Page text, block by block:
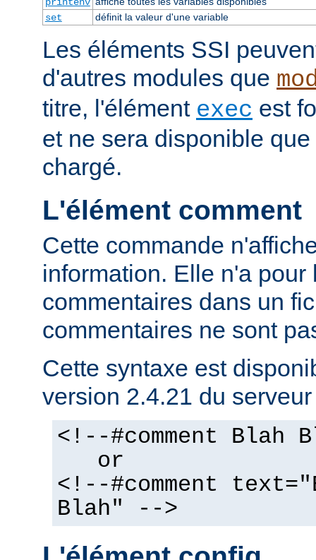
set
définit la valeur d'une variable
Les éléments SSI
d'autres modules que
titre, l'élément exec est
et ne sera disponible
chargé.
L'élément comment
Cette commande
information. Elle n'a pour
commentaires dans un
commentaires ne sont
Cette syntaxe est
version 2.4.21 du
<!--#comment Blah
or
<!--#comment
Blah" -->